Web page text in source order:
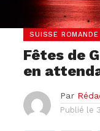
SUISSE ROMANDE
Fêtes de
en
Par
Publié le